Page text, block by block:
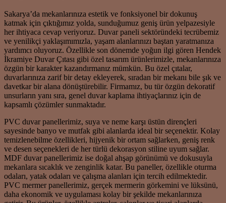
Sakarya’da mekanlarınıza estetik ve fonksiyonel bir dokunuş
katmak için çıktığımız yolda, sunduğumuz geniş ürün yelpazesiyle
her ihtiyaca cevap veriyoruz. Duvar paneli sektöründeki tecrübemiz
ve yenilikçi yaklaşımımızla, yaşam alanlarınızı baştan yaratmanıza
yardımcı oluyoruz. Özellikle son dönemde yoğun ilgi gören Hendek
İkramiye Duvar Çıtası gibi özel tasarım ürünlerimizle, mekanlarınıza
özgün bir karakter kazandırmanız mümkün. Bu özel çıtalar,
duvarlarınıza zarif bir detay ekleyerek, sıradan bir mekanı bile şık ve
davetkar bir alana dönüştürebilir. Firmamız, bu tür özgün dekoratif
unsurların yanı sıra, genel duvar kaplama ihtiyaçlarınız için de
kapsamlı çözümler sunmaktadır.
PVC duvar panellerimiz, suya ve neme karşı üstün dirençleri
sayesinde banyo ve mutfak gibi alanlarda ideal bir seçenektir. Kolay
temizlenebilme özellikleri, hijyenik bir ortam sağlarken, geniş renk
ve desen seçenekleri de her türlü dekorasyon stiline uyum sağlar.
MDF duvar panellerimiz ise doğal ahşap görünümü ve dokusuyla
mekanlara sıcaklık ve zenginlik katar. Bu paneller, özellikle oturma
odaları, yatak odaları ve çalışma alanları için tercih edilmektedir.
PVC mermer panellerimiz, gerçek mermerin görkemini ve lüksünü,
daha ekonomik ve uygulaması kolay bir şekilde mekanlarınıza